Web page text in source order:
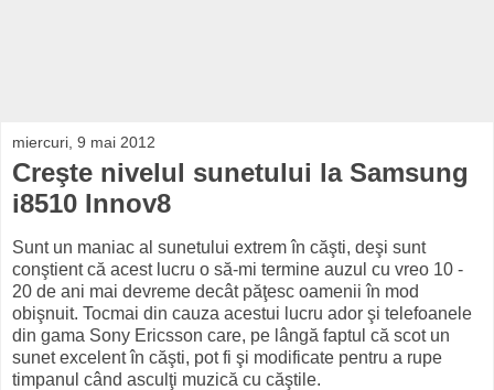
miercuri, 9 mai 2012
Creşte nivelul sunetului la Samsung
i8510 Innov8
Sunt un maniac al sunetului extrem în căşti, deşi sunt
conştient că acest lucru o să-mi termine auzul cu vreo 10 -
20 de ani mai devreme decât păţesc oamenii în mod
obişnuit. Tocmai din cauza acestui lucru ador şi telefoanele
din gama Sony Ericsson care, pe lângă faptul că scot un
sunet excelent în căşti, pot fi şi modificate pentru a rupe
timpanul când asculţi muzică cu căştile.